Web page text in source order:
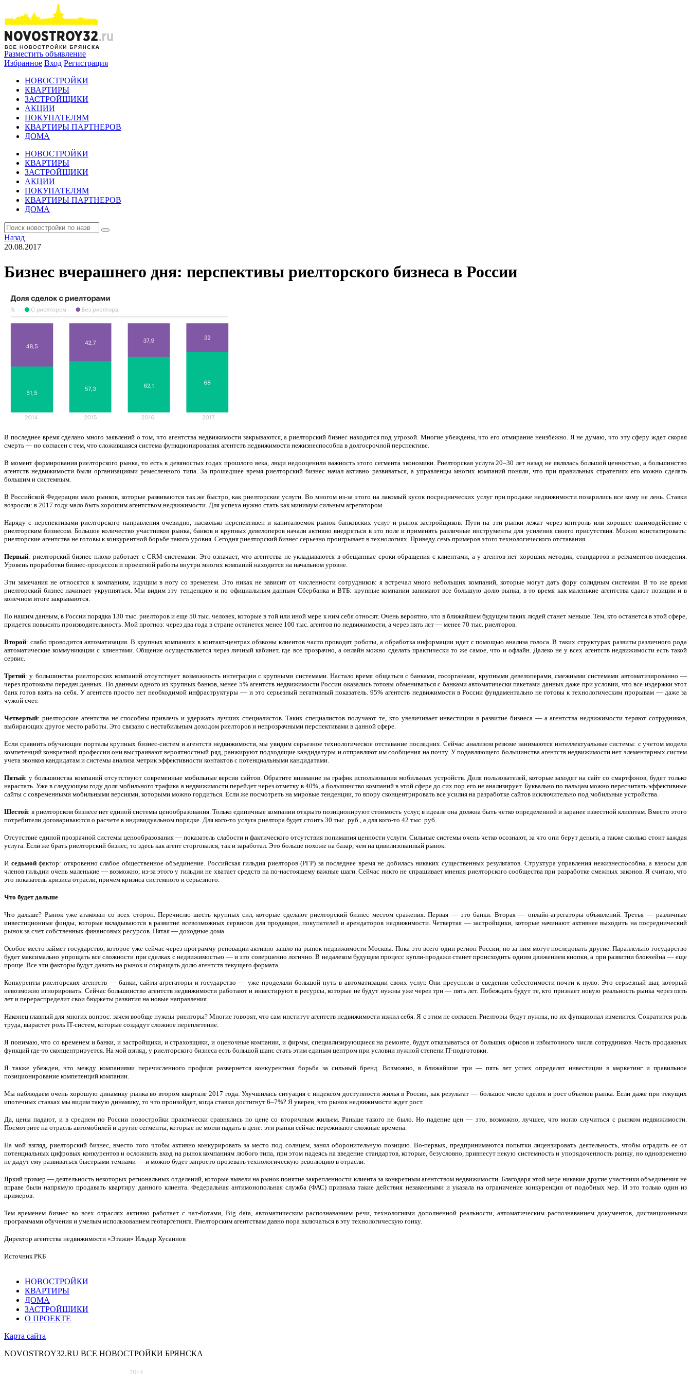
Разместить объявление
Избранное Вход Регистрация
НОВОСТРОЙКИ
КВАРТИРЫ
ЗАСТРОЙЩИКИ
АКЦИИ
ПОКУПАТЕЛЯМ
КВАРТИРЫ ПАРТНЕРОВ
ДОМА
НОВОСТРОЙКИ
КВАРТИРЫ
ЗАСТРОЙЩИКИ
АКЦИИ
ПОКУПАТЕЛЯМ
КВАРТИРЫ ПАРТНЕРОВ
ДОМА
Назад
20.08.2017
Бизнес вчерашнего дня: перспективы риелторского бизнеса в России
В последнее время сделано много заявлений о том, что агентства недвижимости закрываются, а риелторский бизнес находится под угрозой. Многие убеждены, что его отмирание неизбежно. Я не думаю, что эту сферу ждет скорая
смерть — но согласен с тем, что сложившаяся система функционирования агентств недвижимости нежизнеспособна в долгосрочной перспективе.
В момент формирования риелторского рынка, то есть в девяностых годах прошлого века, люди недооценили важность этого сегмента экономики. Риелторская услуга 20–30 лет назад не являлась большой ценностью, а большинство
агентств недвижимости были организациями ремесленного типа. За прошедшее время риелторский бизнес начал активно развиваться, а управленцы многих компаний поняли, что при правильных стратегиях его можно сделать
большим и системным.
В Российской Федерации мало рынков, которые развиваются так же быстро, как риелторские услуги. Во многом из-за этого на лакомый кусок посреднических услуг при продаже недвижимости позарились все кому не лень. Ставки
возросли: в 2017 году мало быть хорошим агентством недвижимости. Для успеха нужно стать как минимум сильным агрегатором.
Наряду с перспективами риелторского направления очевидно, насколько перспективен и капиталоемок рынок банковских услуг и рынок застройщиков. Пути на эти рынки лежат через контроль или хорошее взаимодействие с
риелторским бизнесом. Большое количество участников рынка, банков и крупных девелоперов начали активно внедряться в это поле и применять различные инструменты для усиления своего присутствия. Можно констатировать:
риелторские агентства не готовы к конкурентной борьбе такого уровня. Сегодня риелторский бизнес серьезно проигрывает в технологиях. Приведу семь примеров этого технологического отставания.
Первый: риелторский бизнес плохо работает с CRM-системами. Это означает, что агентства не укладываются в обещанные сроки обращения с клиентами, а у агентов нет хороших методик, стандартов и регламентов поведения.
Уровень проработки бизнес-процессов и проектной работы внутри многих компаний находится на начальном уровне.
Эти замечания не относятся к компаниям, идущим в ногу со временем. Это никак не зависит от численности сотрудников: я встречал много небольших компаний, которые могут дать фору солидным системам. В то же время
риелторский бизнес начинает укрупняться. Мы видим эту тенденцию и по официальным данным Сбербанка и ВТБ: крупные компании занимают все большую долю рынка, в то время как маленькие агентства сдают позиции и в
конечном итоге закрываются.
По нашим данным, в России порядка 130 тыс. риелторов и еще 50 тыс. человек, которые в той или иной мере к ним себя относят. Очень вероятно, что в ближайшем будущем таких людей станет меньше. Тем, кто останется в этой сфере,
придется повысить производительность. Мой прогноз: через два года в стране останется менее 100 тыс. агентов по недвижимости, а через пять лет — менее 70 тыс. риелторов.
Второй: слабо проводится автоматизация. В крупных компаниях в контакт-центрах обзвоны клиентов часто проводят роботы, а обработка информации идет с помощью анализа голоса. В таких структурах развиты различного рода
автоматические коммуникации с клиентами. Общение осуществляется через личный кабинет, где все прозрачно, а онлайн можно сделать практически то же самое, что и офлайн. Далеко не у всех агентств недвижимости есть такой
сервис.
Третий: у большинства риелторских компаний отсутствует возможность интеграции с крупными системами. Настало время общаться с банками, госорганами, крупными девелоперами, смежными системами автоматизированно —
через протоколы передач данных. По данным одного из крупных банков, менее 5% агентств недвижимости России оказались готовы обмениваться с банками автоматически пакетами данных даже при условии, что все издержки этот
банк готов взять на себя. У агентств просто нет необходимой инфраструктуры — и это серьезный негативный показатель. 95% агентств недвижимости в России фундаментально не готовы к технологическим прорывам — даже за
чужой счет.
Четвертый: риелторские агентства не способны привлечь и удержать лучших специалистов. Таких специалистов получают те, кто увеличивает инвестиции в развитие бизнеса — а агентства недвижимости теряют сотрудников,
выбирающих другое место работы. Это связано с нестабильным доходом риелторов и непрозрачными перспективами в данной сфере.
Если сравнить обучающие порталы крупных бизнес-систем и агентств недвижимости, мы увидим серьезное технологическое отставание последних. Сейчас анализом резюме занимаются интеллектуальные системы: с учетом модели
компетенций конкретной профессии они выстраивают вероятностный ряд, ранжируют подходящие кандидатуры и отправляют им сообщения на почту. У подавляющего большинства агентств недвижимости нет элементарных систем
учета звонков кандидатам и системы анализа метрик эффективности контактов с потенциальными кандидатами.
Пятый: у большинства компаний отсутствуют современные мобильные версии сайтов. Обратите внимание на график использования мобильных устройств. Доля пользователей, которые заходят на сайт со смартфонов, будет только
нарастать. Уже в следующем году доля мобильного трафика в недвижимости перейдет через отметку в 40%, а большинство компаний в этой сфере до сих пор его не анализирует. Буквально по пальцам можно пересчитать эффективные
сайты с современными мобильными версиями, которыми можно гордиться. Если же посмотреть на мировые тенденции, то впору сконцентрировать все усилия на разработке сайтов исключительно под мобильные устройства.
Шестой: в риелторском бизнесе нет единой системы ценообразования. Только единичные компании открыто позиционируют стоимость услуг, в идеале она должна быть четко определенной и заранее известной клиентам. Вместо этого
потребители договариваются о расчете в индивидуальном порядке. Для кого-то услуга риелтора будет стоить 30 тыс. руб., а для кого-то 42 тыс. руб.
Отсутствие единой прозрачной системы ценообразования — показатель слабости и фактического отсутствия понимания ценности услуги. Сильные системы очень четко осознают, за что они берут деньги, а также сколько стоит каждая
услуга. Если же брать риелторский бизнес, то здесь как агент сторговался, так и заработал. Это больше похоже на базар, чем на цивилизованный рынок.
И седьмой фактор: откровенно слабое общественное объединение. Российская гильдия риелторов (РГР) за последнее время не добилась никаких существенных результатов. Структура управления нежизнеспособна, а взносы для
членов гильдии очень маленькие — возможно, из-за этого у гильдии не хватает средств на по-настоящему важные шаги. Сейчас никто не спрашивает мнения риелторского сообщества при разработке смежных законов. Я считаю, что
это показатель кризиса отрасли, причем кризиса системного и серьезного.
Что будет дальше
Что дальше? Рынок уже атакован со всех сторон. Перечислю шесть крупных сил, которые сделают риелторский бизнес местом сражения. Первая — это банки. Вторая — онлайн-агрегаторы объявлений. Третья — различные
инвестиционные фонды, которые вкладываются в развитие всевозможных сервисов для продавцов, покупателей и арендаторов недвижимости. Четвертая — застройщики, которые начинают активнее выходить на посреднический
рынок за счет собственных финансовых ресурсов. Пятая — доходные дома.
Особое место займет государство, которое уже сейчас через программу реновации активно зашло на рынок недвижимости Москвы. Пока это всего один регион России, но за ним могут последовать другие. Параллельно государство
будет максимально упрощать все сложности при сделках с недвижимостью — и это совершенно логично. В недалеком будущем процесс купли-продажи станет происходить одним движением кнопки, а при развитии блокчейна — еще
проще. Все эти факторы будут давить на рынок и сокращать долю агентств текущего формата.
Конкуренты риелторских агентств — банки, сайты-агрегаторы и государство — уже проделали большой путь в автоматизации своих услуг. Они преуспели в сведении себестоимости почти к нулю. Это серьезный шаг, который
невозможно игнорировать. Сейчас большинство агентств недвижимости работают и инвестируют в ресурсы, которые не будут нужны уже через три — пять лет. Побеждать будут те, кто признает новую реальность рынка через пять
лет и перераспределит свои бюджеты развития на новые направления.
Наконец главный для многих вопрос: зачем вообще нужны риелторы? Многие говорят, что сам институт агентств недвижимости изжил себя. Я с этим не согласен. Риелторы будут нужны, но их функционал изменится. Сократится роль
труда, вырастет роль IT-систем, которые создадут сложное переплетение.
Я понимаю, что со временем и банки, и застройщики, и страховщики, и оценочные компании, и фирмы, специализирующиеся на ремонте, будут отказываться от больших офисов и избыточного числа сотрудников. Часть продажных
функций где-то сконцентрируется. На мой взгляд, у риелторского бизнеса есть большой шанс стать этим единым центром при условии нужной степени IT-подготовки.
Я также убежден, что между компаниями перечисленного профиля развернется конкурентная борьба за сильный бренд. Возможно, в ближайшие три — пять лет успех определят инвестиции в маркетинг и правильное
позиционирование компетенций компании.
Мы наблюдаем очень хорошую динамику рынка во втором квартале 2017 года. Улучшилась ситуация с индексом доступности жилья в России, как результат — большое число сделок и рост объемов рынка. Если даже при текущих
ипотечных ставках мы видим такую динамику, то что произойдет, когда ставки достигнут 6–7%? Я уверен, что рынок недвижимости ждет рост.
Да, цены падают, и в среднем по России новостройки практически сравнялись по цене со вторичным жильем. Раньше такого не было. Но падение цен — это, возможно, лучшее, что могло случиться с рынком недвижимости.
Посмотрите на отрасль автомобилей и другие сегменты, которые не могли падать в цене: эти рынки сейчас переживают сложные времена.
На мой взгляд, риелторский бизнес, вместо того чтобы активно конкурировать за место под солнцем, занял оборонительную позицию. Во-первых, предпринимаются попытки лицензировать деятельность, чтобы оградить ее от
потенциальных цифровых конкурентов и осложнить вход на рынок компаниям любого типа, при этом надеясь на введение стандартов, которые, безусловно, привнесут некую системность и упорядоченность рынку, но одновременно
не дадут ему развиваться быстрыми темпами — и можно будет запросто прозевать технологическую революцию в отрасли.
Яркий пример — деятельность некоторых региональных отделений, которые вывели на рынок понятие закрепленности клиента за конкретным агентством недвижимости. Благодаря этой мере никакие другие участники объединения не
вправе были напрямую продавать квартиру данного клиента. Федеральная антимонопольная служба (ФАС) признала такие действия незаконными и указала на ограничение конкуренции от подобных мер. И это только один из
примеров.
Тем временем бизнес во всех отраслях активно работает с чат-ботами, Big data, автоматическим распознаванием речи, технологиями дополненной реальности, автоматическим распознаванием документов, дистанционными
программами обучения и умелым использованием геотаргетинга. Риелторским агентствам давно пора включаться в эту технологическую гонку.
Директор агентства недвижимости «Этажи» Ильдар Хусаинов
Источник РКБ
НОВОСТРОЙКИ
КВАРТИРЫ
ДОМА
ЗАСТРОЙЩИКИ
О ПРОЕКТЕ
Карта сайта
NOVOSTROY32.RU ВСЕ НОВОСТРОЙКИ БРЯНСКА